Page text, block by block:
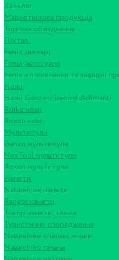
Каталог
Маркетингова продукція
Торгове обладнання
Ліхтарі
Fenix ліхтарі
Fenix аксесуари
Fenix ел живлення та зарядні
Ножі
Ножі Ganzo-Firebird-Adimanti
Ruike ножі
Roxon ножi
Мультитули
Ganzo мультитули
NexTool мультитули
Roxon мультитули
Намети
Naturehike намети
Ranger намети
Tramp намети, тенти
Туристичне спорядження
Naturehike спальні мішки
Naturehike гамаки